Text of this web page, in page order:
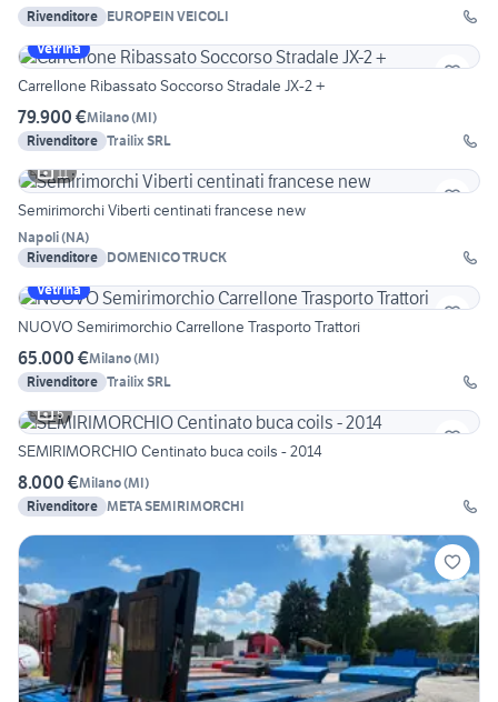
Rivenditore EUROPEIN VEICOLI
Vetrina
Carrellone Ribassato Soccorso Stradale JX-2 +
79.900 €Milano(MI)
Rivenditore Trailix SRL
11
Semirimorchi Viberti centinati francese new
Napoli(NA)
Rivenditore DOMENICO TRUCK
Vetrina
NUOVO Semirimorchio Carrellone Trasporto Trattori
65.000 €Milano(MI)
Rivenditore Trailix SRL
5
SEMIRIMORCHIO Centinato buca coils - 2014
8.000 €Milano(MI)
Rivenditore META SEMIRIMORCHI